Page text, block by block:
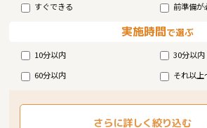
すぐできる 前準備が
実施時間で選ぶ
10分以内
30分以内
60分以内
それ以上
さらに詳しく絞り込む